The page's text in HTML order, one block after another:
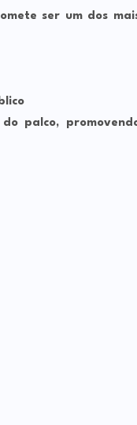
ser um dos
palco,